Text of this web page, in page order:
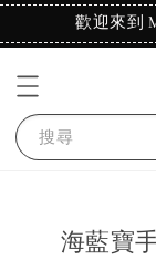
歡迎來到
搜尋
海藍寶